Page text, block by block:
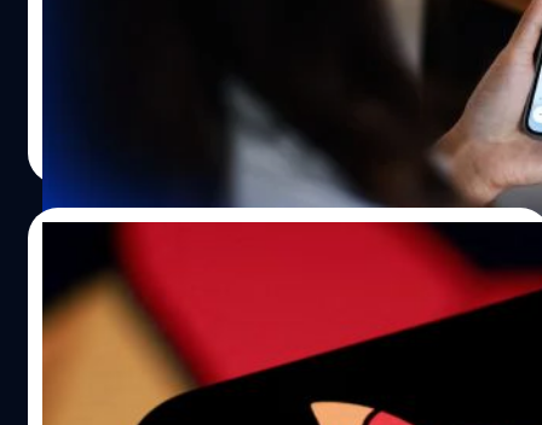
สำหรับการนำเสียงและภาพลักษณ์ของเขากลับมาโลดแล่นบน
จออีกครั้งในรอบนี้ ได้รับความยินยอมจากกองมรดกและผู้
ดูแลผลประโยชน์ของนักแสดงผู้ล่วงลับ (ซึ่งเสียชีวิตไปเมื่อปี
เรามองลึกลงไปในพฤติกรรมของผู้บริโภคชาวไทย จะพบ
ความจริงที่ทั้งน่าทึ่งและสะท้อนเอกลักษณ์เฉพาะตัวได้อย่าง
ชัดเจน เพราะในขณะที่ทั่วโลกกำลังถกเถียงเรื่อง AI แย่งงาน
แต่คนไทยกลับนำมาผสานรวมกับเรื่องใกล้ตัวอย่าง 'การมูเตลู'
และ 'การดูดวง' ได้อย่างน่าสนใจ สังคมที่เปลี่ยนไป สู่ที่พึ่งพา
ทางใจรูปแบบใหม่ ในงาน Human Insights in the AI Era
โดย ทรู คอร์ปอเรชั่น ได้กางข้อมูลประชากรไทยกว่า 70 ล้าน
คนให้เราเห็นภาพการเปลี่ยนแปลงที่ชัดเจน ปัจจุบันอัตราการ
เข้าถึงโทรศัพท์มือถือของคนไทยพุ่งสูงถึง 140% นั่น
หมายความว่าคนส่วนใหญ่มีมือถือมากกว่า 1 เครื่อง สวนทาง
กับขนาดครอบครัวเฉลี่ยที่เล็กลง สะท้อนให้เห็นวิถีชีวิตที่
เปลี่ยนไป คนแต่งงานน้อยลง นิยมเลี้ยงสัตว์เลี้ยงแทนลูกมาก
ขึ้น เมื่อโครงสร้างครอบครัวเล็กลง ประกอบกับความเครียด
จากการใช้ชีวิตที่เพิ่มขึ้น คนไทยจึงมีกลไกการรับมือสองรูป
| 32 days ago
SK Hynix เตรียมระดมทุน 28,000 ล้านเห
รียญฯ ในสหรัฐฯ รับกระแส AI
ปัจจุบัน ปฏิเสธไม่ได้เลยว่าชิปหน่วยความจำแบนด์วิดท์สูง
หรือ 'HBM' คือหัวใจสำคัญที่ขับเคลื่อนอุตสาหกรรม AI ทั่ว